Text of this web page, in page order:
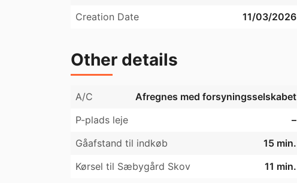
Creation Date
11/03/2026
Other details
A/C Afregnes med forsyningsselskabet
P-plads leje
–
Gåafstand til indkøb
15 min.
Kørsel til Sæbygård Skov
11 min.